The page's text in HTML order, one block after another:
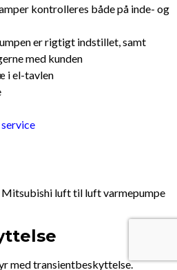
kontrolleres både på inde- og
er rigtigt indstillet, samt
med kunden
i el-tavlen
luft til luft varmepumpe
med transientbeskyttelse.